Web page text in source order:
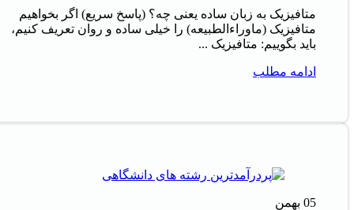
متافیزیک به زبان ساده یعنی چه؟ (پاسخ سریع) اگر بخواهیم
متافیزیک (ماوراءالطبیعه) را خیلی ساده و روان تعریف کنیم،
باید بگوییم: متافیزیک ...
ادامه مطلب
05 بهمن